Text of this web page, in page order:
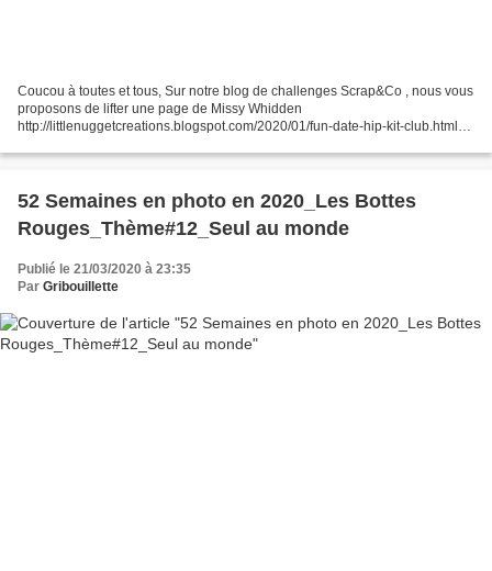
Coucou à toutes et tous, Sur notre blog de challenges Scrap&Co , nous vous
proposons de lifter une page de Missy Whidden
http://littlenuggetcreations.blogspot.com/2020/01/fun-date-hip-kit-club.html
52 Semaines en photo en 2020_Les Bottes
Rouges_Thème#12_Seul au monde
Publié le 21/03/2020 à 23:35
Par Gribouillette